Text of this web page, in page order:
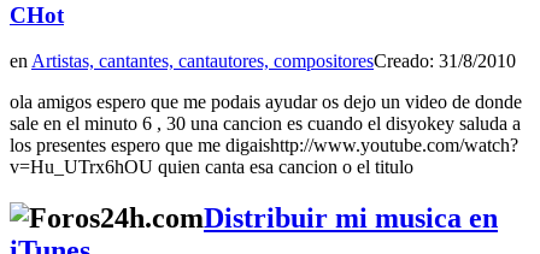
CHot
en Artistas, cantantes, cantautores, compositoresCreado: 31/8/2010
ola amigos espero que me podais ayudar os dejo un video de donde
sale en el minuto 6 , 30 una cancion es cuando el disyokey saluda a
los presentes espero que me digaishttp://www.youtube.com/watch?
v=Hu_UTrx6hOU quien canta esa cancion o el titulo
Distribuir mi musica en